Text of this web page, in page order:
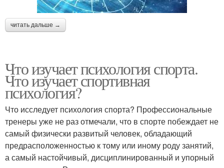
читать дальше →
Что изучает психология спорта.
Что изучает спортивная
психология?
Что исследует психология спорта? Профессиональные
тренеры уже не раз отмечали, что в спорте побеждает не
самый физически развитый человек, обладающий
предрасположенностью к тому или иному роду занятий,
а самый настойчивый, дисциплинированный и упорный